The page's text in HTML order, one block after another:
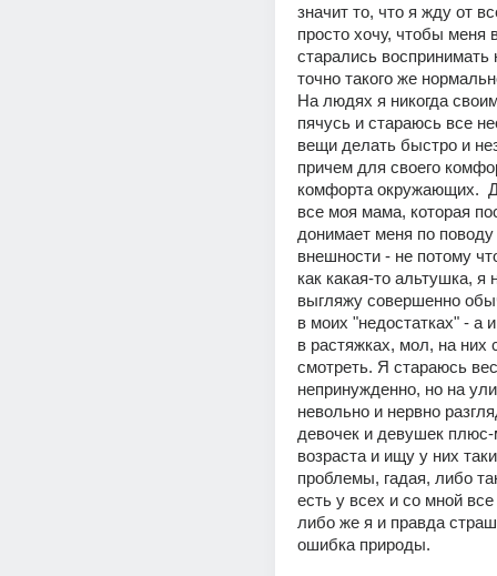
значит то, что я жду от
просто хочу, чтобы меня
старались воспринимать
точно такого же
На людях я никогда
пячусь и стараюсь все
вещи делать быстро и
причем для своего
комфорта окружающих.
все моя мама, которая
донимает меня по
внешности - не потому
как какая-то альтушка, я
выгляжу совершенно
в моих "недостатках" - а
в растяжках, мол, на них
смотреть. Я стараюсь
непринужденно, но на
невольно и нервно
девочек и девушек плюс-
возраста и ищу у них
проблемы, гадая, либо
есть у всех и со мной
либо же я и правда
ошибка природы.